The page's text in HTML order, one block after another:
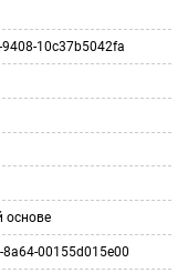
10c37b5042fa
основе
8a64-00155d015e00